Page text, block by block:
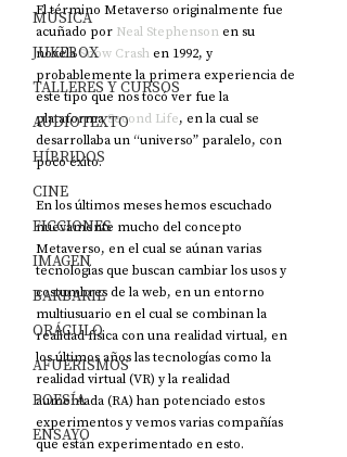
MÚSICA
JUKEBOX
TALLERES Y CURSOS
AUDIOTEXTO
HÍBRIDOS
CINE
FICCIONES
IMAGEN
BARBARIE
ORÁCULO
AFUERISMOS
POESÍA
ENSAYO
El término Metaverso originalmente fue
acuñado por Neal Stephenson en su
novela Snow Crash en 1992, y
probablemente la primera experiencia de
este tipo que nos tocó ver fue la
plataforma Second Life, en la cual se
desarrollaba un “universo” paralelo, con
poco éxito.
En los últimos meses hemos escuchado
nuevamente mucho del concepto
Metaverso, en el cual se aúnan varias
tecnologías que buscan cambiar los usos y
costumbres de la web, en un entorno
multiusuario en el cual se combinan la
realidad física con una realidad virtual, en
los últimos años las tecnologías como la
realidad virtual (VR) y la realidad
aumentada (RA) han potenciado estos
experimentos y vemos varias compañías
que están experimentado en esto.